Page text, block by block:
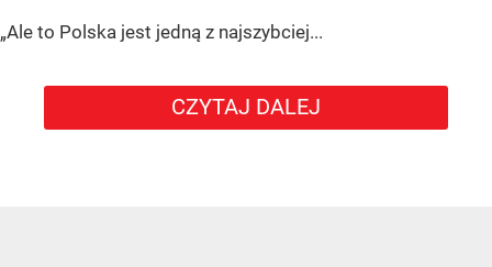
„Ale to Polska jest jedną z najszybciej...
CZYTAJ DALEJ